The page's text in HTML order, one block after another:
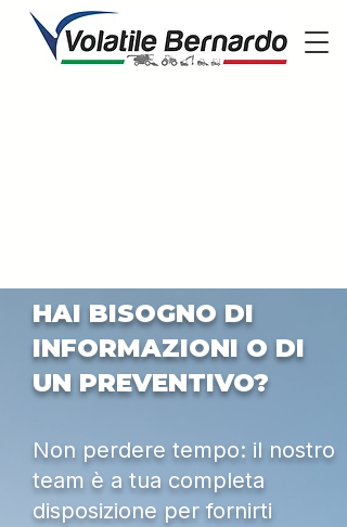
HAI BISOGNO DI
INFORMAZIONI O DI
UN PREVENTIVO?
Non perdere tempo: il nostro
team è a tua completa
disposizione per fornirti